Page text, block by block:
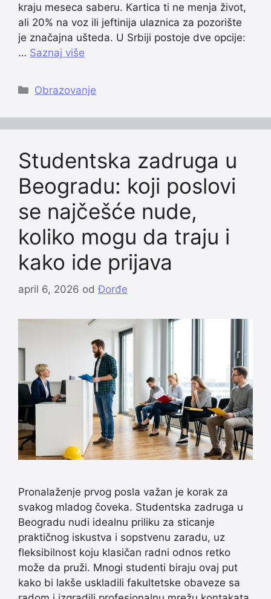
kraju meseca saberu. Kartica ti ne menja život,
ali 20% na voz ili jeftinija ulaznica za pozorište
je značajna ušteda. U Srbiji postoje dve opcije:
… Saznaj više
Categories
Obrazovanje
Studentska zadruga u
Beogradu: koji poslovi
se najčešće nude,
koliko mogu da traju i
kako ide prijava
april 6, 2026 odĐorđe
Pronalaženje prvog posla važan je korak za
svakog mladog čoveka. Studentska zadruga u
Beogradu nudi idealnu priliku za sticanje
praktičnog iskustva i sopstvenu zaradu, uz
fleksibilnost koju klasičan radni odnos retko
može da pruži. Mnogi studenti biraju ovaj put
kako bi lakše uskladili fakultetske obaveze sa